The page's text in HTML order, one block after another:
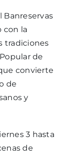
Banreservas
con la
tradiciones
de
convierte
de
y
3 hasta
de